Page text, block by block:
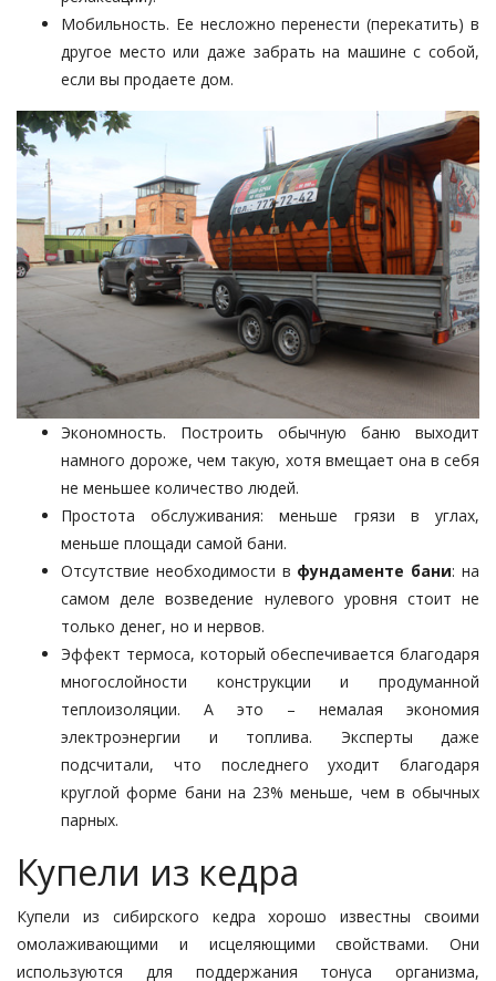
Мобильность. Ее несложно перенести (перекатить) в
другое место или даже забрать на машине с собой,
если вы продаете дом.
Экономность. Построить обычную баню выходит
намного дороже, чем такую, хотя вмещает она в себя
не меньшее количество людей.
Простота обслуживания: меньше грязи в углах,
меньше площади самой бани.
Отсутствие необходимости в фундаменте бани: на
самом деле возведение нулевого уровня стоит не
только денег, но и нервов.
Эффект термоса, который обеспечивается благодаря
многослойности конструкции и продуманной
теплоизоляции. А это – немалая экономия
электроэнергии и топлива. Эксперты даже
подсчитали, что последнего уходит благодаря
круглой форме бани на 23% меньше, чем в обычных
парных.
Купели из кедра
Купели из сибирского кедра хорошо известны своими
омолаживающими и исцеляющими свойствами. Они
используются для поддержания тонуса организма,